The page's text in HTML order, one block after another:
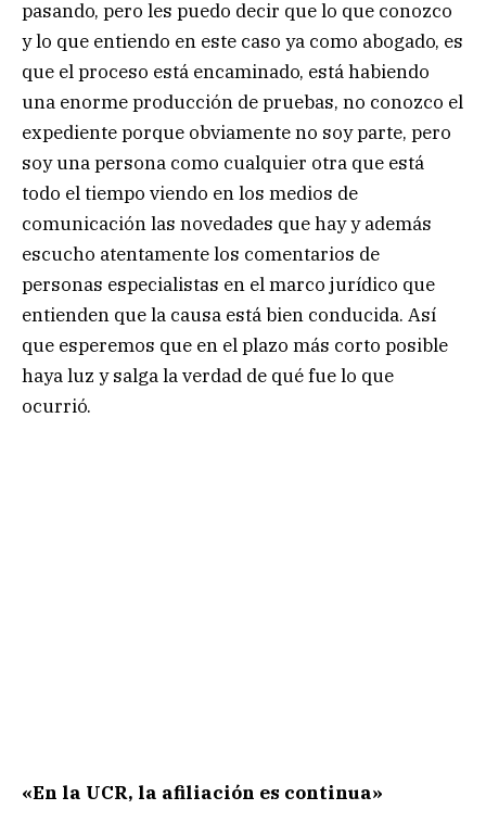
pasando, pero les puedo decir que lo que conozco
y lo que entiendo en este caso ya como abogado, es
que el proceso está encaminado, está habiendo
una enorme producción de pruebas, no conozco el
expediente porque obviamente no soy parte, pero
soy una persona como cualquier otra que está
todo el tiempo viendo en los medios de
comunicación las novedades que hay y además
escucho atentamente los comentarios de
personas especialistas en el marco jurídico que
entienden que la causa está bien conducida. Así
que esperemos que en el plazo más corto posible
haya luz y salga la verdad de qué fue lo que
ocurrió.
«En la UCR, la afiliación es continua»